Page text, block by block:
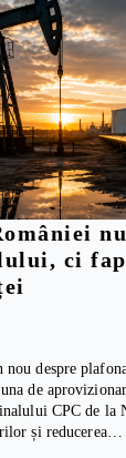
ci
nou despre
de
CPC de la
și reducerea…